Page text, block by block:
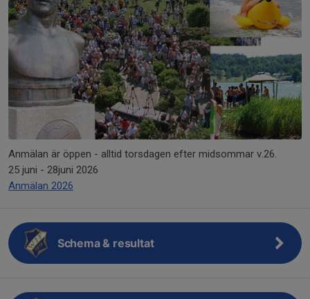
Anmälan är öppen - alltid torsdagen efter midsommar v.26.
25 juni - 28juni 2026
Anmälan 2026
Schema & resultat